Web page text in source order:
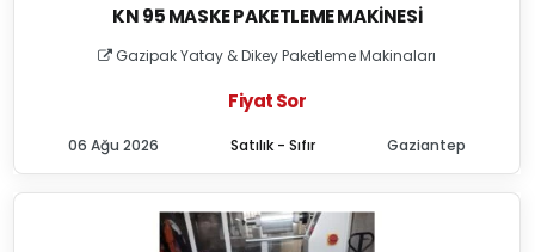
KN 95 MASKE PAKETLEME MAKINESI
Gazipak Yatay & Dikey Paketleme Makinaları
Fiyat Sor
Satılık - Sıfır
06 Ağu 2026 Gaziantep